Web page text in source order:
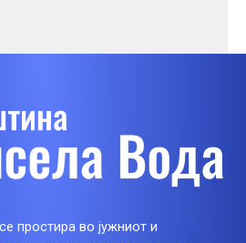
простира во јужниот и